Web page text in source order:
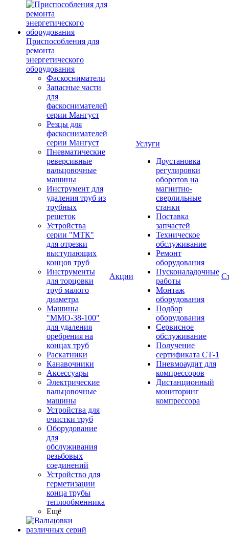
Приспособления для
ремонта
энергетического
оборудования
Фаскосниматели
Запасные части
для
фаскоснимателей
серии Мангуст
Резцы для
фаскоснимателей
серии Мангуст
Пневматические
реверсивные
вальцовочные
машины
Инструмент для
удаления труб из
трубных
решеток
Устройства
серии "МТК"
для отрезки
выступающих
концов труб
Инструменты
для торцовки
труб малого
диаметра
Машины
"ММО-38-100"
для удаления
оребрения на
концах труб
Раскатники
Канавочники
Аксессуары
Электрические
вальцовочные
машины
Устройства для
очистки труб
Оборудование
для
обслуживания
резьбовых
соединений
Устройство для
герметизации
конца трубы
теплообменника
Ещё
Акции
Услуги
Доустановка
регулировки
оборотов на
магнитно-
сверлильные
станки
Поставка
запчастей
Техническое
обслуживание
Ремонт
оборудования
Пусконаладочные
работы
Монтаж
оборудования
Подбор
оборудования
Сервисное
обслуживание
Получение
сертификата СТ-1
Пневмоаудит для
компрессоров
Дистанционный
мониторинг
компрессора